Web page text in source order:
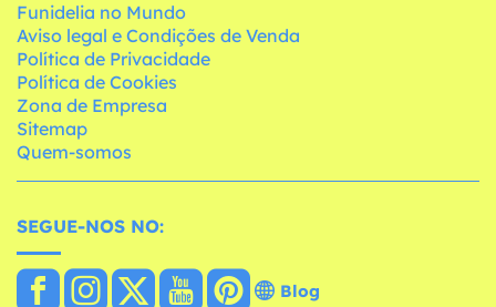
Funidelia no Mundo
Aviso legal e Condições de Venda
Política de Privacidade
Política de Cookies
Zona de Empresa
Sitemap
Quem-somos
SEGUE-NOS NO:
Blog